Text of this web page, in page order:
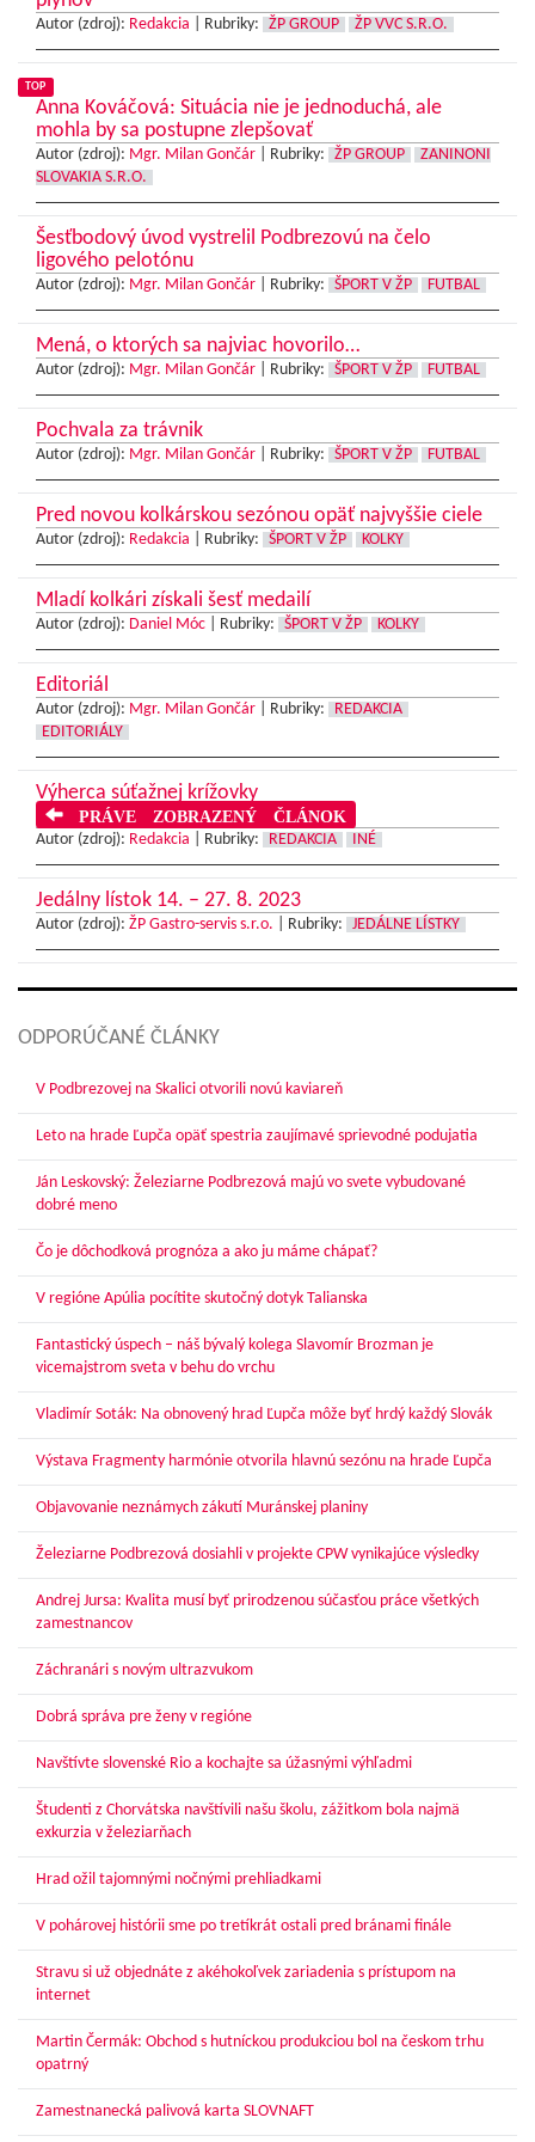
Autor (zdroj): Redakcia Rubriky: ŽP GROUP ŽP VVC S.R.O.
TOP
Anna Kováčová: Situácia nie je jednoduchá, ale
mohla by sa postupne zlepšovať
Autor (zdroj): Mgr. Milan Gončár Rubriky: ŽP GROUP
ZANINONI
SLOVAKIA S.R.O.
Šesťbodový úvod vystrelil Podbrezovú na čelo
ligového pelotónu
Autor (zdroj): Mgr. Milan Gončár Rubriky: ŠPORT V ŽP FUTBAL
Mená, o ktorých sa najviac hovorilo…
Autor (zdroj): Mgr. Milan Gončár Rubriky: ŠPORT V ŽP FUTBAL
Pochvala za trávnik
Autor (zdroj): Mgr. Milan Gončár Rubriky: ŠPORT V ŽP FUTBAL
Pred novou kolkárskou sezónou opäť najvyššie ciele
Autor (zdroj): Redakcia Rubriky: ŠPORT V ŽP KOLKY
Mladí kolkári získali šesť medailí
Autor (zdroj): Daniel Móc Rubriky: ŠPORT V ŽP KOLKY
Editoriál
Autor (zdroj): Mgr. Milan Gončár Rubriky:
REDAKCIA
EDITORIÁLY
Výherca súťažnej krížovky
PRÁVE ZOBRAZENÝ ČLÁNOK
Autor (zdroj): Redakcia Rubriky: REDAKCIA INÉ
Jedálny lístok 14. – 27. 8. 2023
Autor (zdroj): ŽP Gastro-servis s.r.o. Rubriky: JEDÁLNE LÍSTKY
ODPORÚČANÉ ČLÁNKY
V Podbrezovej na Skalici otvorili novú kaviareň
Leto na hrade Ľupča opäť spestria zaujímavé sprievodné podujatia
Ján Leskovský: Železiarne Podbrezová majú vo svete vybudované
dobré meno
Čo je dôchodková prognóza a ako ju máme chápať?
V regióne Apúlia pocítite skutočný dotyk Talianska
Fantastický úspech – náš bývalý kolega Slavomír Brozman je
vicemajstrom sveta v behu do vrchu
Vladimír Soták: Na obnovený hrad Ľupča môže byť hrdý každý Slovák
Výstava Fragmenty harmónie otvorila hlavnú sezónu na hrade Ľupča
Objavovanie neznámych zákutí Muránskej planiny
Železiarne Podbrezová dosiahli v projekte CPW vynikajúce výsledky
Andrej Jursa: Kvalita musí byť prirodzenou súčasťou práce všetkých
zamestnancov
Záchranári s novým ultrazvukom
Dobrá správa pre ženy v regióne
Navštívte slovenské Rio a kochajte sa úžasnými výhľadmi
Študenti z Chorvátska navštívili našu školu, zážitkom bola najmä
exkurzia v železiarňach
Hrad ožil tajomnými nočnými prehliadkami
V pohárovej histórii sme po tretíkrát ostali pred bránami finále
Stravu si už objednáte z akéhokoľvek zariadenia s prístupom na
internet
Martin Čermák: Obchod s hutníckou produkciou bol na českom trhu
opatrný
Zamestnanecká palivová karta SLOVNAFT